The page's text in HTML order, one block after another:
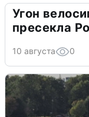
Угон
пресекла
10 августа 0